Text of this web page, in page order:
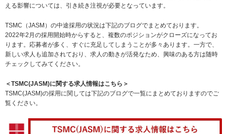
える影響については、引き続き注視が必要となっています。
TSMC（JASM）の中途採用の状況は下記のブログでまとめております。
2022年2月の採用開始時からすると、複数のポジションがクローズになってお
ります。応募者が多く、すぐに充足してしまうことが多々あります。一方で、
新しい求人も追加されており、求人の動きが活発なため、興味のある方は随時
チェックしてみてください。
＜TSMC(JASM)に関する求人情報はこちら＞
TSMC(JASM)の採用に関しては下記のブログで一覧にまとめておりますのでご
覧ください。